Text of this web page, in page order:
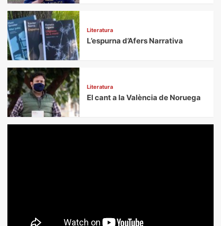
Literatura
L’espurna d’Afers Narrativa
Literatura
El cant a la València de Noruega